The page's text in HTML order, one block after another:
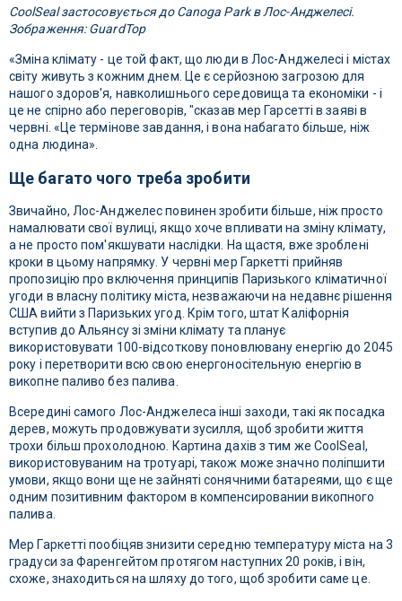
CoolSeal застосовується до Canoga Park в Лос-Анджелесі.
Зображення: GuardTop
«Зміна клімату - це той факт, що люди в Лос-Анджелесі і містах
світу живуть з кожним днем. Це є серйозною загрозою для
нашого здоров'я, навколишнього середовища та економіки - і
це не спірно або переговорів, "сказав мер Гарсетті в заяві в
червні. «Це термінове завдання, і вона набагато більше, ніж
одна людина».
Ще багато чого треба зробити
Звичайно, Лос-Анджелес повинен зробити більше, ніж просто
намалювати свої вулиці, якщо хоче впливати на зміну клімату,
а не просто пом'якшувати наслідки. На щастя, вже зроблені
кроки в цьому напрямку. У червні мер Гаркетті прийняв
пропозицію про включення принципів Паризького кліматичної
угоди в власну політику міста, незважаючи на недавнє рішення
США вийти з Паризьких угод. Крім того, штат Каліфорнія
вступив до Альянсу зі зміни клімату та планує
використовувати 100-відсоткову поновлювану енергію до 2045
року і перетворити всю свою енергоносітельную енергію в
викопне паливо без палива.
Всередині самого Лос-Анджелеса інші заходи, такі як посадка
дерев, можуть продовжувати зусилля, щоб зробити життя
трохи більш прохолодною. Картина дахів з тим же CoolSeal,
використовуваним на тротуарі, також може значно поліпшити
умови, якщо вони ще не зайняті сонячними батареями, що є ще
одним позитивним фактором в компенсировании викопного
палива.
Мер Гаркетті пообіцяв знизити середню температуру міста на 3
градуси за Фаренгейтом протягом наступних 20 років, і він,
схоже, знаходиться на шляху до того, щоб зробити саме це.